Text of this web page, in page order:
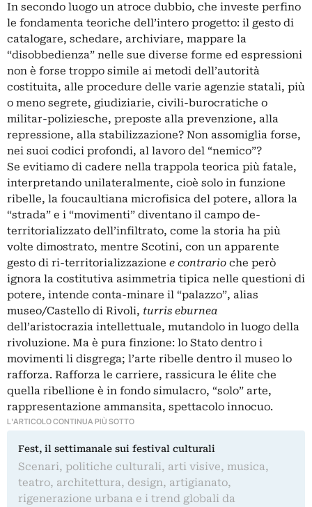
In secondo luogo un atroce dubbio, che investe perfino
le fondamenta teoriche dell’intero progetto: il gesto di
catalogare, schedare, archiviare, mappare la
“disobbedienza” nelle sue diverse forme ed espressioni
non è forse troppo simile ai metodi dell’autorità
costituita, alle procedure delle varie agenzie statali, più
o meno segrete, giudiziarie, civili-burocratiche o
militar-poliziesche, preposte alla prevenzione, alla
repressione, alla stabilizzazione? Non assomiglia forse,
nei suoi codici profondi, al lavoro del “nemico”?
Se evitiamo di cadere nella trappola teorica più fatale,
interpretando unilateralmente, cioè solo in funzione
ribelle, la foucaultiana microfisica del potere, allora la
“strada” e i “movimenti” diventano il campo de-
territorializzato dell’infiltrato, come la storia ha più
volte dimostrato, mentre Scotini, con un apparente
gesto di ri-territorializzazione e contrario che però
ignora la costitutiva asimmetria tipica nelle questioni di
potere, intende conta-minare il “palazzo”, alias
museo/Castello di Rivoli, turris eburnea
dell’aristocrazia intellettuale, mutandolo in luogo della
rivoluzione. Ma è pura finzione: lo Stato dentro i
movimenti li disgrega; l’arte ribelle dentro il museo lo
rafforza. Rafforza le carriere, rassicura le élite che
quella ribellione è in fondo simulacro, “solo” arte,
rappresentazione ammansita, spettacolo innocuo.
L'ARTICOLO CONTINUA PIÙ SOTTO
Fest, il settimanale sui festival culturali
Scenari, politiche culturali, arti visive, musica,
teatro, architettura, design, artigianato,
rigenerazione urbana e i trend globali da